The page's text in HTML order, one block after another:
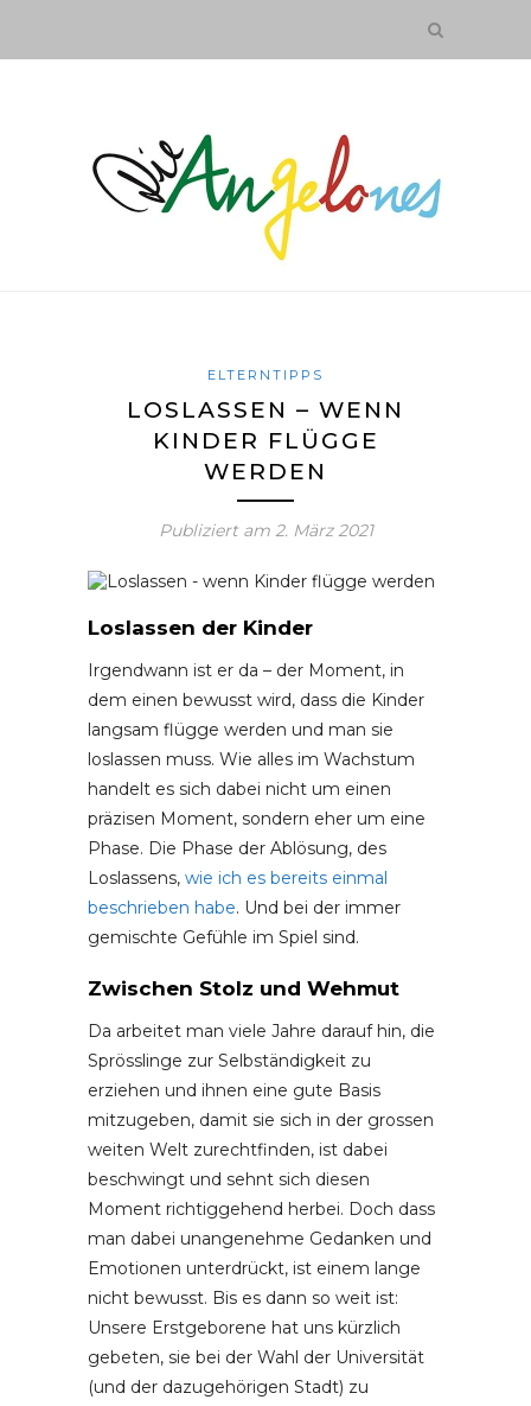
ELTERNTIPPS
LOSLASSEN – WENN
KINDER FLÜGGE
WERDEN
Publiziert am 2. März 2021
Loslassen der Kinder
Irgendwann ist er da – der Moment, in
dem einen bewusst wird, dass die Kinder
langsam flügge werden und man sie
loslassen muss. Wie alles im Wachstum
handelt es sich dabei nicht um einen
präzisen Moment, sondern eher um eine
Phase. Die Phase der Ablösung, des
Loslassens, wie ich es bereits einmal
beschrieben habe. Und bei der immer
gemischte Gefühle im Spiel sind.
Zwischen Stolz und Wehmut
Da arbeitet man viele Jahre darauf hin, die
Sprösslinge zur Selbständigkeit zu
erziehen und ihnen eine gute Basis
mitzugeben, damit sie sich in der grossen
weiten Welt zurechtfinden, ist dabei
beschwingt und sehnt sich diesen
Moment richtiggehend herbei. Doch dass
man dabei unangenehme Gedanken und
Emotionen unterdrückt, ist einem lange
nicht bewusst. Bis es dann so weit ist:
Unsere Erstgeborene hat uns kürzlich
gebeten, sie bei der Wahl der Universität
(und der dazugehörigen Stadt) zu